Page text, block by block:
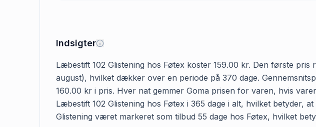
Indsigter
Læbestift 102 Glistening hos Føtex koster 159.00 kr. Den første
august), hvilket dækker over en periode på 370 dage.
160.00 kr i pris. Hver nat gemmer Goma prisen for varen, hvis
Læbestift 102 Glistening hos Føtex i 365 dage i alt, hvilket betyder,
Glistening været markeret som tilbud 55 dage hos Føtex, hvilket